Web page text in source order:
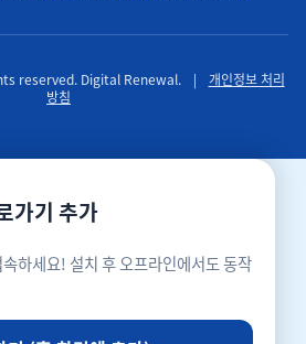
reserved. Digital Renewal. |
개인정보 처리
방침
가기 추가
하세요! 설치 후 오프라인에서도 동작